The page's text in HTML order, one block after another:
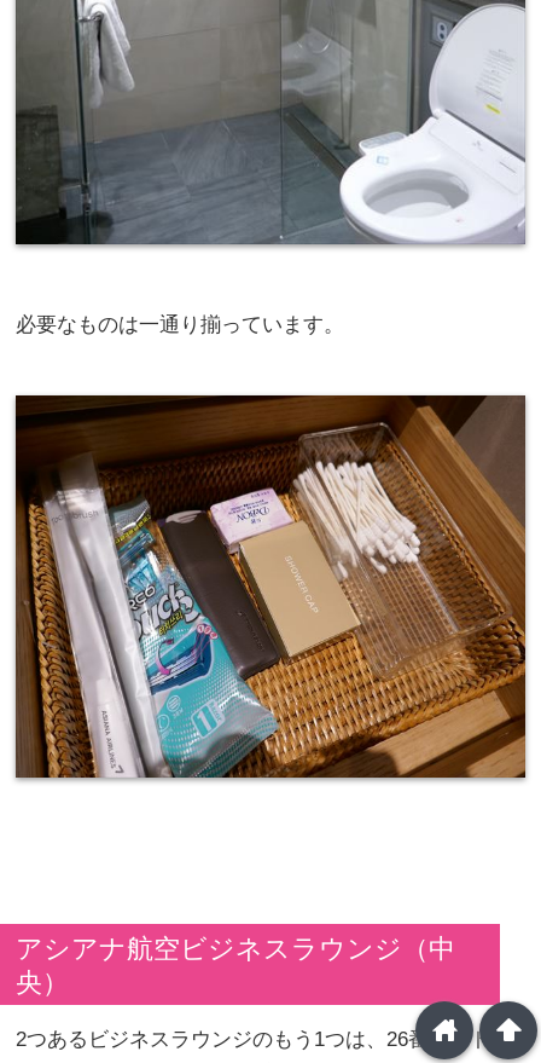
必要なものは一通り揃っています。
アシアナ航空ビジネスラウンジ（中
央）
2つあるビジネスラウンジのもう1つは、26番ゲート近
arrowup
home